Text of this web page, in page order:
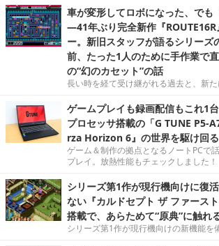
車が変形してロボになった、でも
―41年ぶり完全新作『ROUTE16R
ー。新旧スタッフが語るシリーズ
前、たった1人のために手作業で
の“幻のカセット”の話
長い時を経て受け継がれる過去と、新た
ゲームプレイも録画配信もこれ1
プロセッサ搭載の「G TUNE P5-
rza Horizon 6』の世界を駆け回る
ゲーム＆制作の拠点となるノートPCで
プレイ。放熱性能もチェックしました！
シリーズ第1作が現行機向けに復
ない『カルドセプト ザ ファース
搭載で、あらためて“原典”に触れ
シリーズ第1作が現行機向けの新機能を